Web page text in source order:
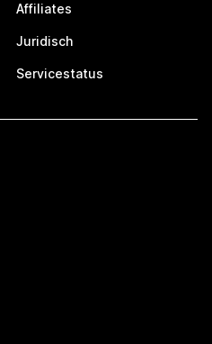
Affiliates
Juridisch
Servicestatus